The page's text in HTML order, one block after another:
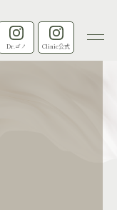
Dr.ゴノ Clinic公式